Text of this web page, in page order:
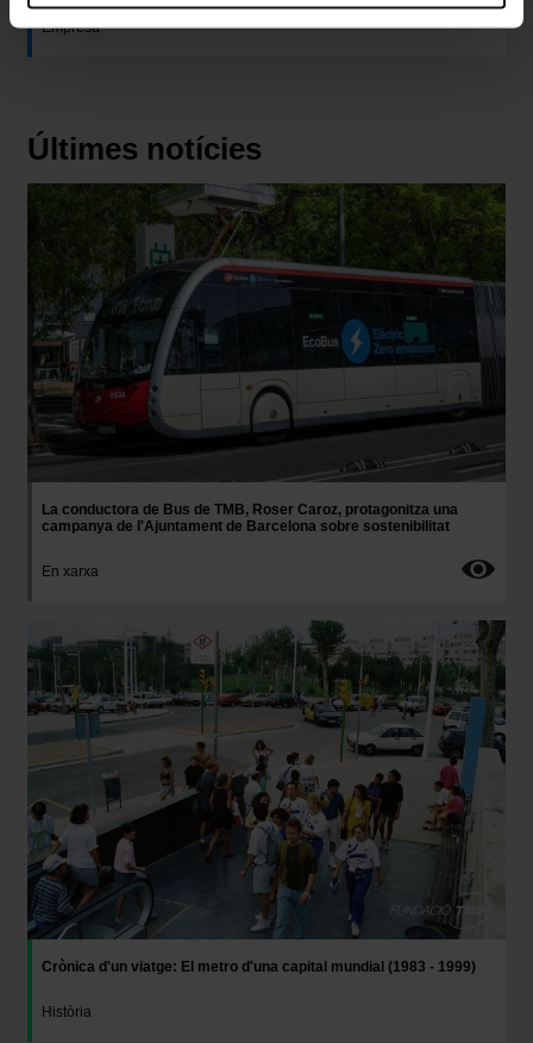
tipología de cookies permite indicar si quieres que se
instalen o no las cookies de esa clase.
previamente. Te sugerimos que selecciones las cookies
de personalización, porque permiten recordar tus
opciones de navegación (como el idioma) y mejoran tu
experiencia de usuario.
Las cookies necesarias son imprescindibles para el
funcionamiento de la web y, por tanto, si no las aceptas,
no puedes empezar a navegar. Solo puedes consultar
nuestra
Política de cookies
En cualquier momento de la navegación en esta web,
podrás modificar tu selección de cookies seleccionando
la opción “Gestor de cookies”, que encontrarás en el
Empresa
Últimes notícies
Imatge
La conductora de Bus de TMB, Roser Caroz, protagonitza una
campanya de l'Ajuntament de Barcelona sobre sostenibilitat
En xarxa
Crònica d'un viatge: El metro d'una capital mundial (1983 - 1999)
Història